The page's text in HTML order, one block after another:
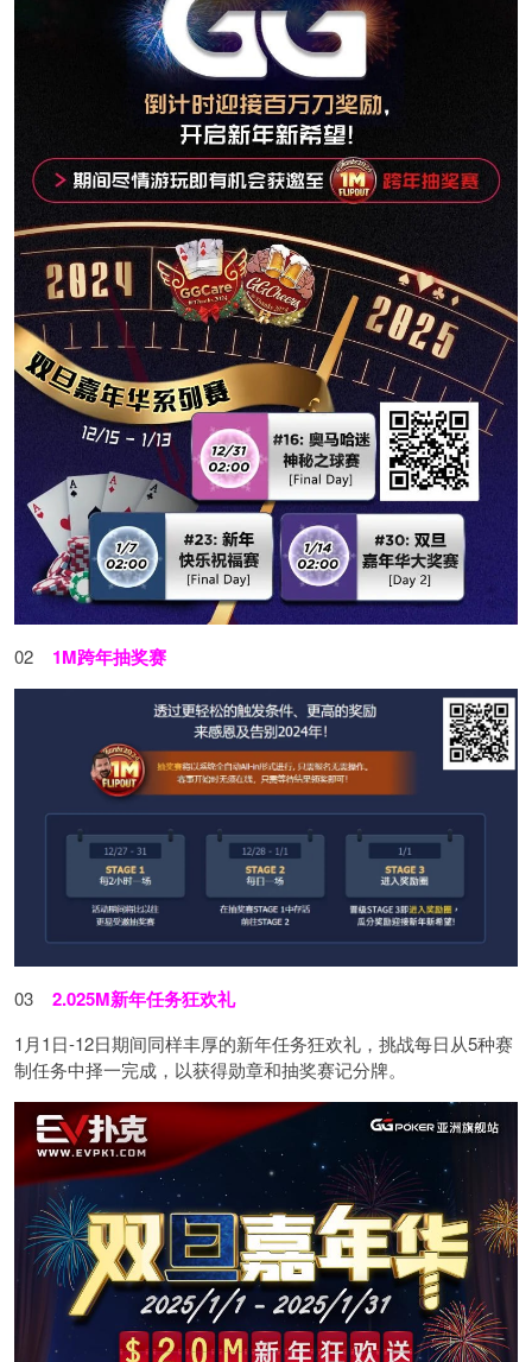
02 1M跨年抽奖赛
03 2.025M新年任务狂欢礼
1月1日-12日期间同样丰厚的新年任务狂欢礼，挑战每日从5种赛
制任务中择一完成，以获得勋章和抽奖赛记分牌。